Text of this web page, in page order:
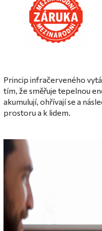
Princip infračerveného
tím, že směřuje tepelnou
akumulují, ohřívají se a
prostoru a k lidem.